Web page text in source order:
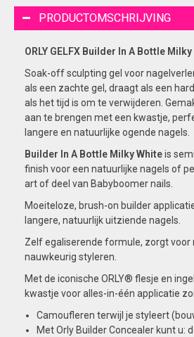
PRODUCTOMSCHRIJVING
ORLY GELFX Builder In A Bottle
Soak-off sculpting gel voor
als een zachte gel, draagt als een
als het tijd is om te verwijderen.
aan te brengen met een kwastje,
langere en natuurlijke ogende nagels.
Builder In A Bottle Milky Whiteis
finish voor een natuurlijke nagels of
art of deel van Babyboomer nails.
Moeiteloze, brush-on builder
langere, natuurlijk uitziende nagels.
Zelf egaliserende formule, zorgt voor
nauwkeurig styleren.
Met de iconische ORLY® flesje en
kwastje voor alles-in-één applicatie
Camoufleren terwijl je styleert
Met Orly Builder Concealer kunt u: